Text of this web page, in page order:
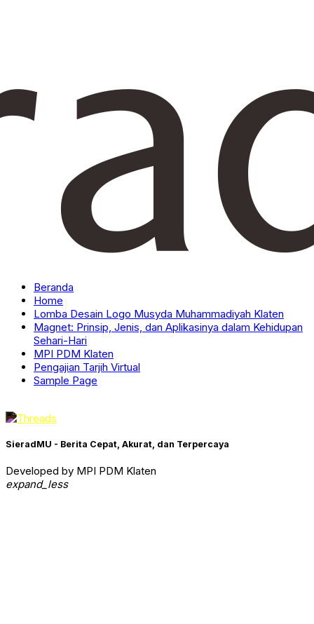
Beranda
Home
Lomba Desain Logo Musyda Muhammadiyah Klaten
Magnet: Prinsip, Jenis, dan Aplikasinya dalam Kehidupan
Sehari-Hari
MPI PDM Klaten
Pengajian Tarjih Virtual
Sample Page
SieradMU - Berita Cepat, Akurat, dan Terpercaya
Developed by MPI PDM Klaten
expand_less